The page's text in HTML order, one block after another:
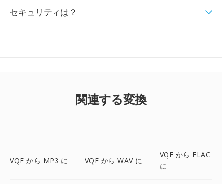
セキュリティは？
関連する変換
VQF から MP3 に VQF から WAV に
VQF から FLAC
に